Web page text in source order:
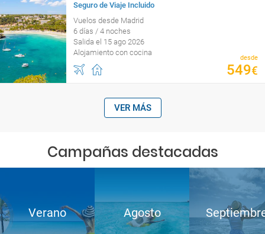
Seguro de Viaje Incluido
Vuelos desde Madrid
6 días / 4 noches
Salida el 15 ago 2026
Alojamiento con cocina
desde
549€
VER MÁS
Campañas destacadas
Verano Agosto